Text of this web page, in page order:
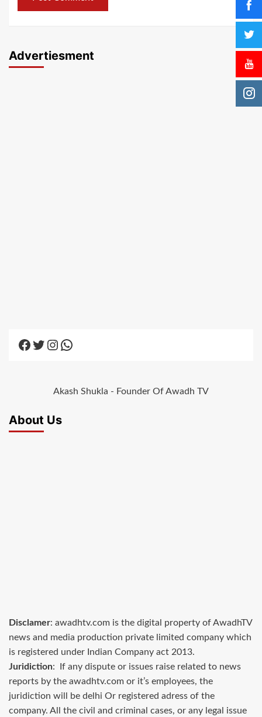
Advertiesment
Facebook
Twitter
Instagram
WhatsApp
Akash Shukla - Founder Of Awadh TV
About Us
Disclamer: awadhtv.com is the digital property of AwadhTV
news and media production private limited company which
is registered under Indian Company act 2013.
Juridiction: If any dispute or issues raise related to news
reports by the awadhtv.com or it’s employees, the
juridiction will be delhi Or registered adress of the
company. All the civil and criminal cases, or any legal issue